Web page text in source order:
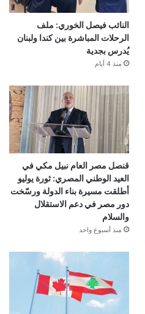
النائب فيصل الخوري: ملف
الرحلات المباشرة بين كندا ولبنان
يُدرس بجدية
منذ 4 أيام
قنصل مصر العام نبيل مكي في
العيد الوطني المصري: ثورة يوليو
أطلقت مسيرة بناء الدولة ورسّخت
دور مصر في دعم الاستقلال
والسلام
منذ أسبوع واحد